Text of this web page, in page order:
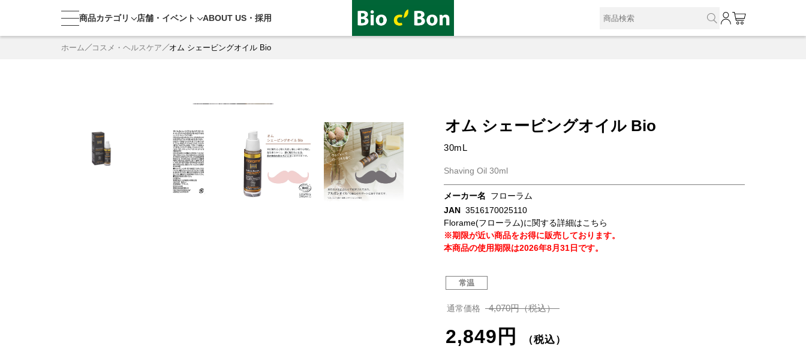
商品カテゴリ 店舗・ イベント ABOUT US・ 採用
ホーム コスメ・ヘルスケア オム シェービングオイル Bio
オム シェービングオイル Bio
30mL
Shaving Oil 30ml
メーカー名
フローラム
JAN 3516170025110
Florame(フローラム)に関する詳細はこちら
※期限が近い商品をお得に販売しております。
本商品の使用期限は2026年8月31日です。
常温
通常価格 4,070円（税込）
2,849円 （税込）